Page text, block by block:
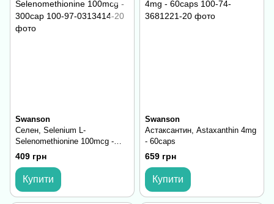
Swanson
Селен, Selenium L-
Selenomethionine 100mcg -
300cap
409 грн
Купити
Swanson
Астаксантин, Astaxanthin 4mg
- 60caps
659 грн
Купити